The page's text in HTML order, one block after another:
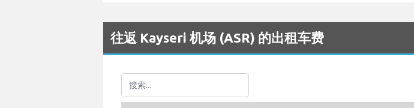
往返 Kayseri 机场 (ASR) 的出租车费